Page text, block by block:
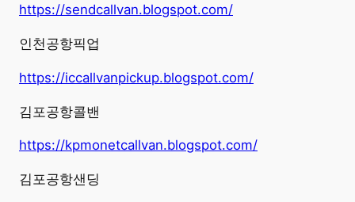
https://sendcallvan.blogspot.com/
인천공항픽업
https://iccallvanpickup.blogspot.com/
김포공항콜밴
https://kpmonetcallvan.blogspot.com/
김포공항샌딩